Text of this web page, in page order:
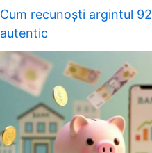
Cum recunoști argintul
autentic